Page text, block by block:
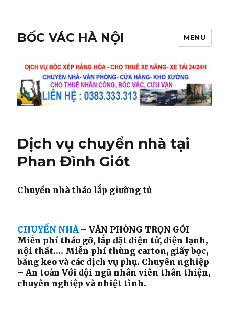
BỐC VÁC HÀ NỘI MENU
Dịch vụ chuyển nhà tại
Phan Đình Giót
Chuyển nhà tháo lắp giường tủ
CHUYỂN NHÀ – VĂN PHÒNG TRỌN GÓI
Miễn phí tháo gỡ, lắp đặt điện tử, điện lạnh,
nội thất…. Miễn phí thùng carton, giấy bọc,
băng keo và các dịch vụ phụ. Chuyên nghiệp
– An toàn Với đội ngũ nhân viên thân thiện,
chuyên nghiệp và nhiệt tình.